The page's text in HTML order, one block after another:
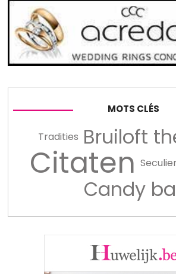
MOTS CLÉS
Tradities Bruiloft
Citaten
Candy